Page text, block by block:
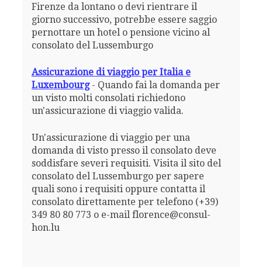
Firenze da lontano o devi rientrare il
giorno successivo, potrebbe essere saggio
pernottare un hotel o pensione vicino al
consolato del Lussemburgo
Assicurazione di viaggio per Italia e
Luxembourg- Quando fai la domanda per
un visto molti consolati richiedono
un'assicurazione di viaggio valida.
Un'assicurazione di viaggio per una
domanda di visto presso il consolato deve
soddisfare severi requisiti. Visita il sito del
consolato del Lussemburgo per sapere
quali sono i requisiti oppure contatta il
consolato direttamente per telefono (+39)
349 80 80 773 o e-mail florence@consul-
hon.lu